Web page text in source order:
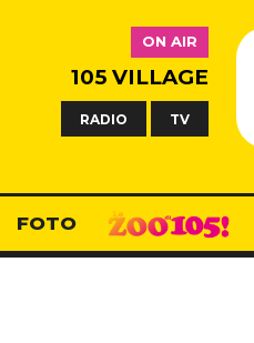
ON AIR
105 VILLAGE
RADIO TV
FOTO